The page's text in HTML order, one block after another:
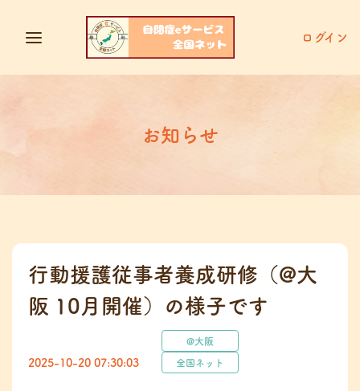
ログイン
お知らせ
行動援護従事者養成研修（@大
阪 10月開催）の様子です
2025-10-20 07:30:03
@大阪
全国ネット